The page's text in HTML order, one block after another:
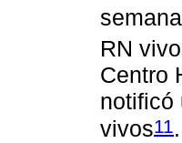
RN
Centro
notificó
vivos11 .